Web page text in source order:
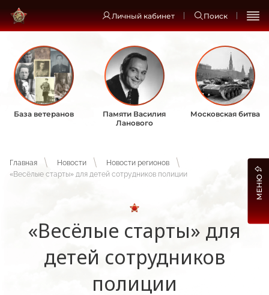
Личный кабинет Поиск
База ветеранов
Памяти Василия
Ланового
Московская битва
Главная Новости
Новости регионов
«Весёлые старты» для детей сотрудников полиции
«Весёлые старты» для
детей сотрудников
полиции
МЕНЮ